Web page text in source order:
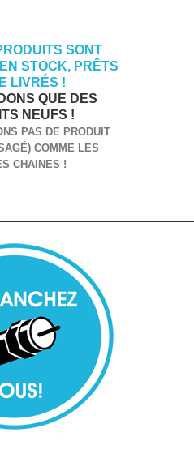
SONT
STOCK, PRÊTS
LIVRÉS !
QUE DES
NEUFS !
PAS DE PRODUIT
COMME LES
CHAINES !